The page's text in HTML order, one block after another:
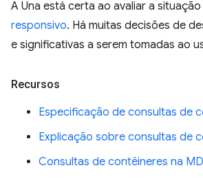
A Una está certa ao avaliar a
responsivo. Há muitas decisões de
e significativas a serem tomadas ao
Recursos
Especificação de consultas de
Explicação sobre consultas de
Consultas de contêineres na